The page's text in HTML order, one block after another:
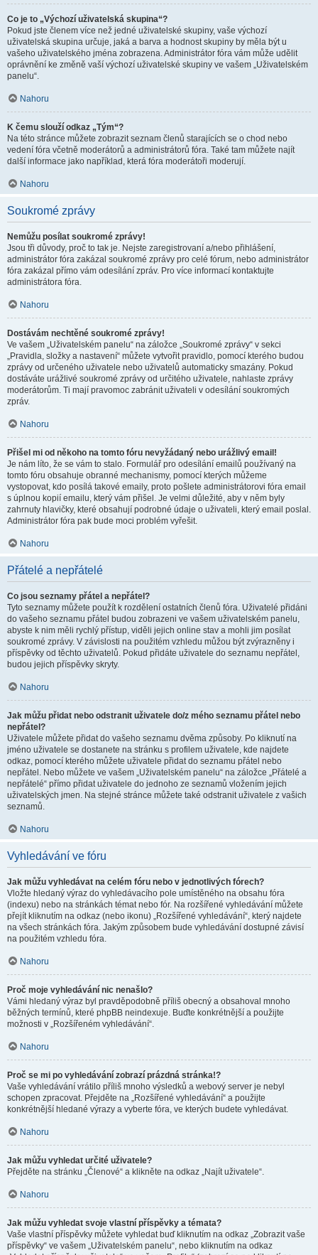
Co je to „Výchozí uživatelská skupina“?
Pokud jste členem více než jedné uživatelské skupiny, vaše výchozí
uživatelská skupina určuje, jaká a barva a hodnost skupiny by měla být u
vašeho uživatelského jména zobrazena. Administrátor fóra vám může udělit
oprávnění ke změně vaší výchozí uživatelské skupiny ve vašem „Uživatelském
panelu“.
Nahoru
K čemu slouží odkaz „Tým“?
Na této stránce můžete zobrazit seznam členů starajících se o chod nebo
vedení fóra včetně moderátorů a administrátorů fóra. Také tam můžete najít
další informace jako například, která fóra moderátoři moderují.
Nahoru
Soukromé zprávy
Nemůžu posílat soukromé zprávy!
Jsou tři důvody, proč to tak je. Nejste zaregistrovaní a/nebo přihlášení,
administrátor fóra zakázal soukromé zprávy pro celé fórum, nebo administrátor
fóra zakázal přímo vám odesílání zpráv. Pro více informací kontaktujte
administrátora fóra.
Nahoru
Dostávám nechtěné soukromé zprávy!
Ve vašem „Uživatelském panelu“ na záložce „Soukromé zprávy“ v sekci
„Pravidla, složky a nastavení“ můžete vytvořit pravidlo, pomocí kterého budou
zprávy od určeného uživatele nebo uživatelů automaticky smazány. Pokud
dostáváte urážlivé soukromé zprávy od určitého uživatele, nahlaste zprávy
moderátorům. Ti mají pravomoc zabránit uživateli v odesílání soukromých
zpráv.
Nahoru
Přišel mi od někoho na tomto fóru nevyžádaný nebo urážlivý email!
Je nám líto, že se vám to stalo. Formulář pro odesílání emailů používaný na
tomto fóru obsahuje obranné mechanismy, pomocí kterých můžeme
vystopovat, kdo posílá takové emaily, proto pošlete administrátorovi fóra email
s úplnou kopií emailu, který vám přišel. Je velmi důležité, aby v něm byly
zahrnuty hlavičky, které obsahují podrobné údaje o uživateli, který email poslal.
Administrátor fóra pak bude moci problém vyřešit.
Nahoru
Přátelé a nepřátelé
Co jsou seznamy přátel a nepřátel?
Tyto seznamy můžete použít k rozdělení ostatních členů fóra. Uživatelé přidáni
do vašeho seznamu přátel budou zobrazeni ve vašem uživatelském panelu,
abyste k nim měli rychlý přístup, viděli jejich online stav a mohli jim posílat
soukromé zprávy. V závislosti na použitém vzhledu můžou být zvýrazněny i
příspěvky od těchto uživatelů. Pokud přidáte uživatele do seznamu nepřátel,
budou jejich příspěvky skryty.
Nahoru
Jak můžu přidat nebo odstranit uživatele do/z mého seznamu přátel nebo
nepřátel?
Uživatele můžete přidat do vašeho seznamu dvěma způsoby. Po kliknutí na
jméno uživatele se dostanete na stránku s profilem uživatele, kde najdete
odkaz, pomocí kterého můžete uživatele přidat do seznamu přátel nebo
nepřátel. Nebo můžete ve vašem „Uživatelském panelu“ na záložce „Přátelé a
nepřátelé“ přímo přidat uživatele do jednoho ze seznamů vložením jejich
uživatelských jmen. Na stejné stránce můžete také odstranit uživatele z vašich
seznamů.
Nahoru
Vyhledávání ve fóru
Jak můžu vyhledávat na celém fóru nebo v jednotlivých fórech?
Vložte hledaný výraz do vyhledávacího pole umístěného na obsahu fóra
(indexu) nebo na stránkách témat nebo fór. Na rozšířené vyhledávání můžete
přejít kliknutím na odkaz (nebo ikonu) „Rozšířené vyhledávání“, který najdete
na všech stránkách fóra. Jakým způsobem bude vyhledávání dostupné závisí
na použitém vzhledu fóra.
Nahoru
Proč moje vyhledávání nic nenašlo?
Vámi hledaný výraz byl pravděpodobně příliš obecný a obsahoval mnoho
běžných termínů, které phpBB neindexuje. Buďte konkrétnější a použijte
možnosti v „Rozšířeném vyhledávání“.
Nahoru
Proč se mi po vyhledávání zobrazí prázdná stránka!?
Vaše vyhledávání vrátilo příliš mnoho výsledků a webový server je nebyl
schopen zpracovat. Přejděte na „Rozšířené vyhledávání“ a použijte
konkrétnější hledané výrazy a vyberte fóra, ve kterých budete vyhledávat.
Nahoru
Jak můžu vyhledat určité uživatele?
Přejděte na stránku „Členové“ a klikněte na odkaz „Najít uživatele“.
Nahoru
Jak můžu vyhledat svoje vlastní příspěvky a témata?
Vaše vlastní příspěvky můžete vyhledat buď kliknutím na odkaz „Zobrazit vaše
příspěvky“ ve vašem „Uživatelském panelu“, nebo kliknutím na odkaz